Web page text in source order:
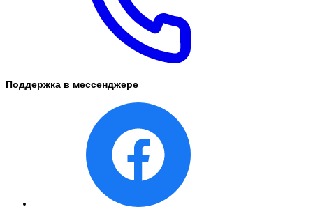
Поддержка в мессенджере